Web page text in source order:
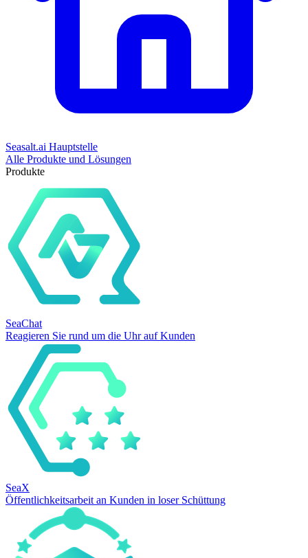
Seasalt.ai Hauptstelle
Alle Produkte und Lösungen
Produkte
SeaChat
Reagieren Sie rund um die Uhr auf Kunden
SeaX
Öffentlichkeitsarbeit an Kunden in loser Schüttung